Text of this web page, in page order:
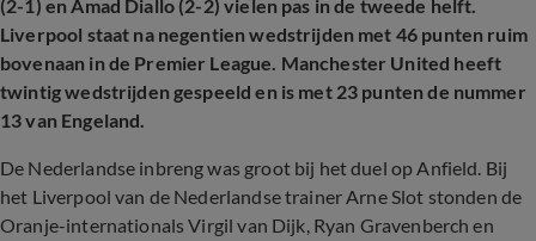
(2-1) en Amad Diallo (2-2) vielen pas in de tweede helft.
Liverpool staat na negentien wedstrijden met 46 punten ruim
bovenaan in de Premier League. Manchester United heeft
twintig wedstrijden gespeeld en is met 23 punten de nummer
13 van Engeland.
De Nederlandse inbreng was groot bij het duel op Anfield. Bij
het Liverpool van de Nederlandse trainer Arne Slot stonden de
Oranje-internationals Virgil van Dijk, Ryan Gravenberch en